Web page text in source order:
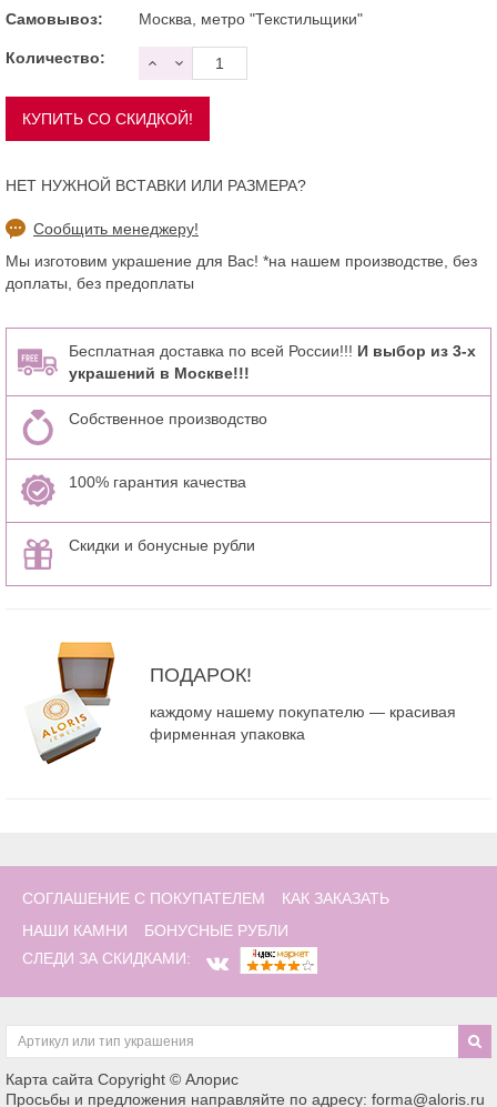
Самовывоз: Москва, метро "Текстильщики"
Количество:
НЕТ НУЖНОЙ ВСТАВКИ ИЛИ РАЗМЕРА?
Сообщить менеджеру!
Мы изготовим украшение для Вас! *на нашем производстве, без
доплаты, без предоплаты
Бесплатная доставка по всей России!!! И выбор из 3-х
украшений в Москве!!!
Собственное производство
100% гарантия качества
Скидки и бонусные рубли
ПОДАРОК!
каждому нашему покупателю — красивая
фирменная упаковка
СОГЛАШЕНИЕ С ПОКУПАТЕЛЕМ
КАК ЗАКАЗАТЬ
НАШИ КАМНИ
БОНУСНЫЕ РУБЛИ
СЛЕДИ ЗА СКИДКАМИ:
Карта сайта Copyright © Алорис
Просьбы и предложения направляйте по адресу: forma@aloris.ru